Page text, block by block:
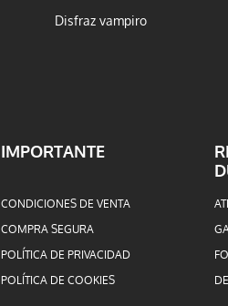
Disfraz vampiro
IMPORTANTE
CONDICIONES DE VENTA
COMPRA SEGURA
POLÍTICA DE PRIVACIDAD
POLÍTICA DE COOKIES